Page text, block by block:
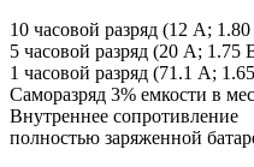
10 часовой разряд (12 А;
5 часовой разряд (20 А; 1.75
1 часовой разряд (71.1 А;
Саморазряд 3% емкости в
Внутреннее сопротивление
полностью заряженной